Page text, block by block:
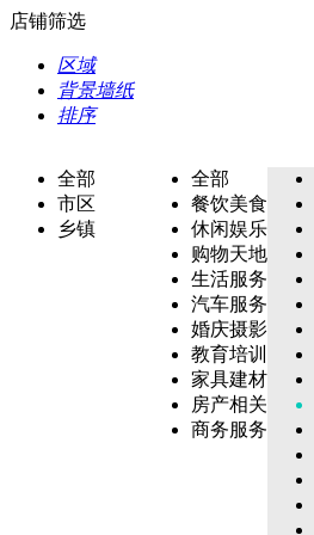
店铺筛选
区域
背景墙纸
排序
全部
市区
乡镇
全部
餐饮美食
休闲娱乐
购物天地
生活服务
汽车服务
婚庆摄影
教育培训
家具建材
房产相关
商务服务